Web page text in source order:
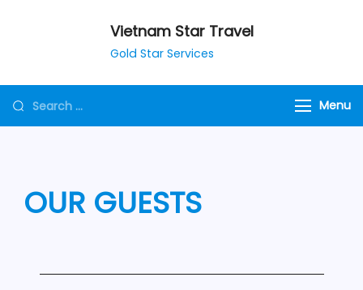
Vietnam Star Travel
Gold Star Services
Menu
OUR GUESTS